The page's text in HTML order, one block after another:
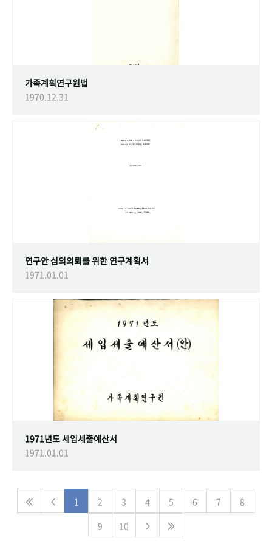
가족계획연구원법
1970.12.31
연구안 심의의뢰를 위한 연구계획서
1971.01.01
1971년도 세입세출예산서
1971.01.01
1 2 3 4 5 6 7
8
9
10